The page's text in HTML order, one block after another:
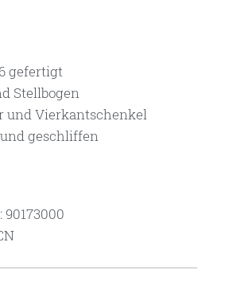
gefertigt
Stellbogen
und Vierkantschenkel
geschliffen